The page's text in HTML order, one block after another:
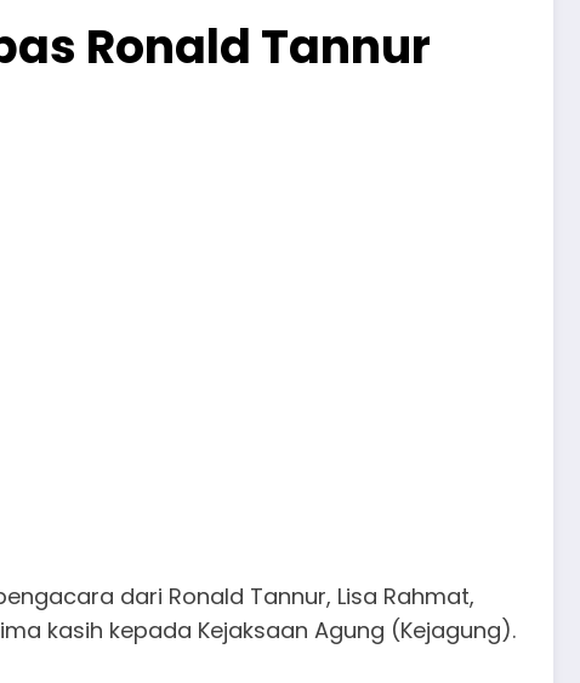
Ronald Tannur
dari Ronald Tannur, Lisa Rahmat,
kasih kepada Kejaksaan Agung (Kejagung).